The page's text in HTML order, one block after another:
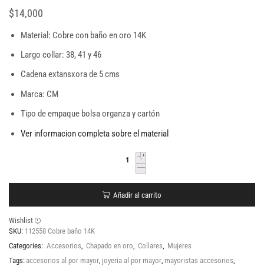
$14,000
Material: Cobre con baño en oro 14K
Largo collar: 38, 41 y 46
Cadena extansxora de 5 cms
Marca: CM
Tipo de empaque bolsa organza y cartón
Ver informacion completa sobre el material
Añadir al carrito
Wishlist
SKU: 112558 Cobre baño 14K
Categories: Accesorios, Chapado en oro, Collares, Mujeres
Tags: accesorios al por mayor, joyeria al por mayor, mayoristas accesorios,